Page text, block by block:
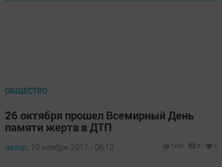
ОБЩЕСТВО
26 октября прошел Всемирный День
памяти жертв в ДТП
автор, 10 ноября 2017 - 06:12 1254 0 0